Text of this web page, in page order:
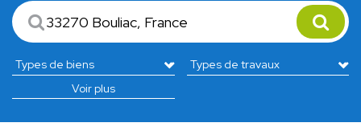
Voir plus